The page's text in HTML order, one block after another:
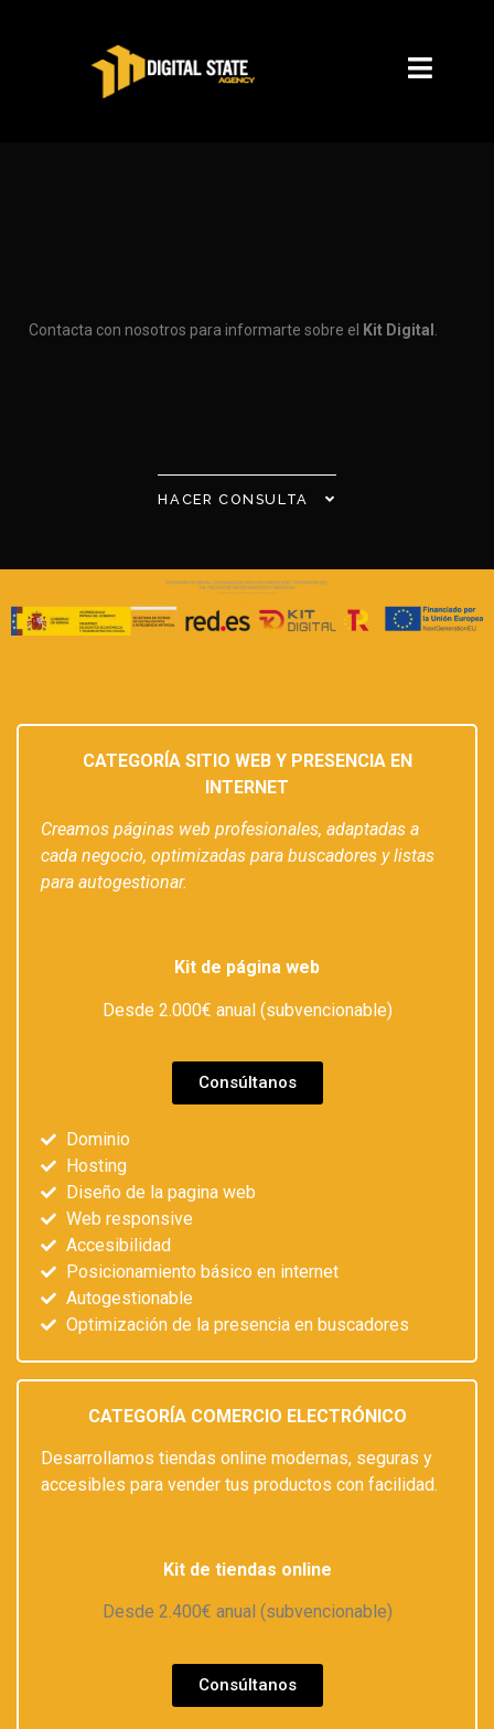
Contacta con nosotros para informarte sobre el Kit Digital
HACER CONSULTA
CATEGORÍA SITIO WEB Y PRESENCIA EN
INTERNET
Creamos páginas web profesionales, adaptadas a
cada negocio, optimizadas para buscadores y listas
para autogestionar.
Kit de página web
Desde 2.000€ anual (subvencionable)
Consúltanos
Dominio
Hosting
Diseño de la pagina web
Web responsive
Accesibilidad
Posicionamiento básico en internet
Autogestionable
Optimización de la presencia en buscadores
CATEGORÍA COMERCIO ELECTRÓNICO
Desarrollamos tiendas online modernas, seguras y
accesibles para vender tus productos con facilidad.
Kit de tiendas online
Desde 2.400€ anual (subvencionable)
Consúltanos